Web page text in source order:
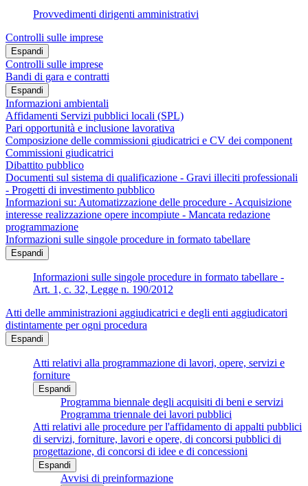
Provvedimenti dirigenti amministrativi
Controlli sulle imprese
Espandi
Controlli sulle imprese
Bandi di gara e contratti
Espandi
Informazioni ambientali
Affidamenti Servizi pubblici locali (SPL)
Pari opportunità e inclusione lavorativa
Composizione delle commissioni giudicatrici e CV dei component
Commissioni giudicatrici
Dibattito pubblico
Documenti sul sistema di qualificazione - Gravi illeciti professionali
- Progetti di investimento pubblico
Informazioni su: Automatizzazione delle procedure - Acquisizione
interesse realizzazione opere incompiute - Mancata redazione
programmazione
Informazioni sulle singole procedure in formato tabellare
Espandi
Informazioni sulle singole procedure in formato tabellare -
Art. 1, c. 32, Legge n. 190/2012
Atti delle amministrazioni aggiudicatrici e degli enti aggiudicatori
distintamente per ogni procedura
Espandi
Atti relativi alla programmazione di lavori, opere, servizi e
forniture
Espandi
Programma biennale degli acquisiti di beni e servizi
Programma triennale dei lavori pubblici
Atti relativi alle procedure per l'affidamento di appalti pubblici
di servizi, forniture, lavori e opere, di concorsi pubblici di
progettazione, di concorsi di idee e di concessioni
Espandi
Avvisi di preinformazione